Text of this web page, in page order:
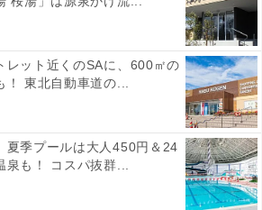
レット近くのSAに、600㎡の
！ 東北自動車道の...
夏季プールは大人450円＆24
泉も！ コスパ抜群...